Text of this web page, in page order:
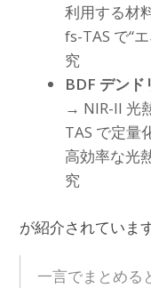
利用する材
fs-TAS で“
究
BDF デン
→ NIR-II 光
TAS で定量
高効率な光
究
が紹介されています
一言でまとめる